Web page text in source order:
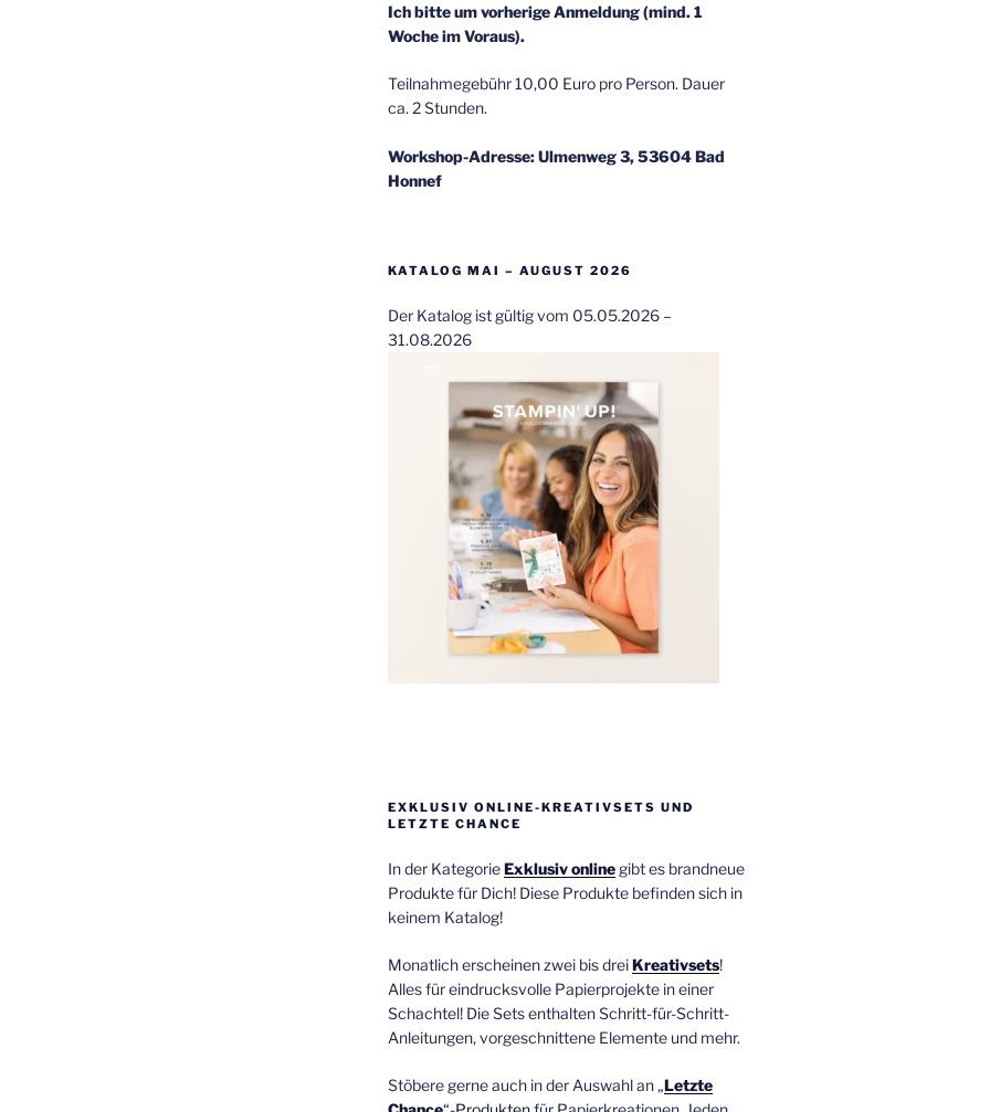
Ich bitte um vorherige Anmeldung (mind. 1
Woche im Voraus).
Teilnahmegebühr 10,00 Euro pro Person. Dauer
ca. 2 Stunden.
Workshop-Adresse: Ulmenweg 3, 53604 Bad
Honnef
KATALOG MAI – AUGUST 2026
Der Katalog ist gültig vom 05.05.2026 –
31.08.2026
EXKLUSIV ONLINE-KREATIVSETS UND
LETZTE CHANCE
In der KategorieExklusiv onlinegibt es brandneue
Produkte für Dich! Diese Produkte befinden sich in
keinem Katalog!
Monatlich erscheinen zwei bis drei Kreativsets!
Alles für eindrucksvolle Papierprojekte in einer
Schachtel! Die Sets enthalten Schritt-für-Schritt-
Anleitungen, vorgeschnittene Elemente und mehr.
Stöbere gerne auch in der Auswahl an „Letzte